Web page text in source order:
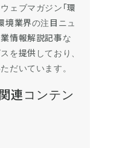
ェブマガジン「環
境業界の注目ニュ
情報解説記事な
を提供しており、
だいています。
連コンテン